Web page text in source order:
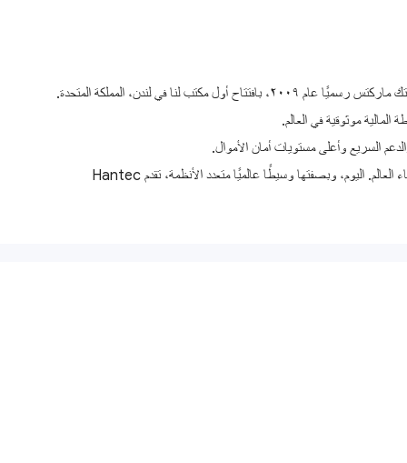
موثوقية في العالم.
السريع وأعلى مستويات أمان الأموال.
تشكل هذه الأسس حجر الزاوية في التزامنا تجاه عملائنا في جميع أنحاء العالم، إلى جانب عقود من الخبرة في هذا المجال وشغفنا بتطوير منتجات مبتكرة للمتداولين في جميع أنحاء العالم. اليوم، وبصفتها وسيطًا عالميًا متعدد الأنظمة، تقدم Hantec